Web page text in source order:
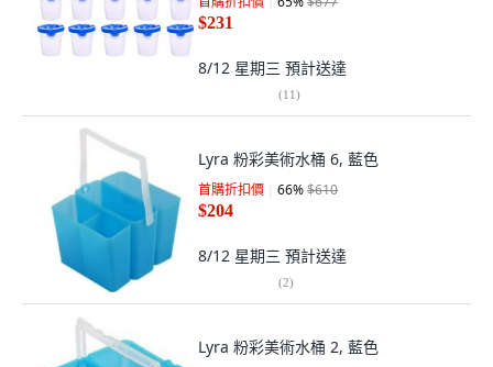
$231
8/12 星期三 預計送達
(11)
Lyra 粉彩美術水桶 6, 藍色
首購折扣價 66%$610
$204
8/12 星期三 預計送達
(2)
Lyra 粉彩美術水桶 2, 藍色